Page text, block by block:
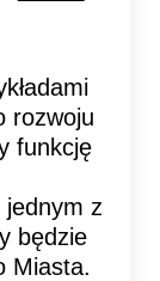
rozwoju
funkcję
z
będzie
Miasta.